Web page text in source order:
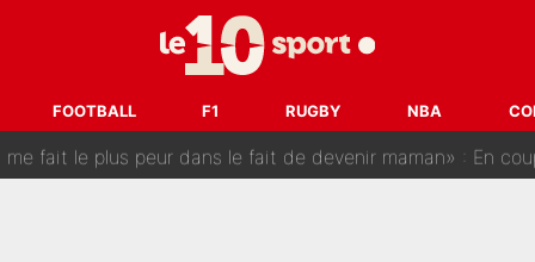
FOOTBALL F1 RUGBY NBA
terminé, DAZN a fait son choix pour Benjamin Da Silva et
conditions pour rejoindre L'EQUIPE du Soir : Il refuse de faire
peur dans le fait de devenir maman» : En couple avec Antoine Dupont, Iris